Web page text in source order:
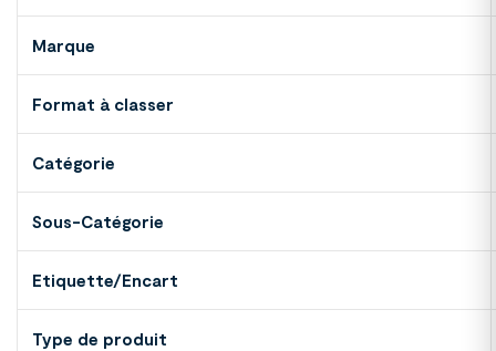
Marque
Format à classer
Catégorie
Sous-Catégorie
Etiquette/Encart
Type de produit